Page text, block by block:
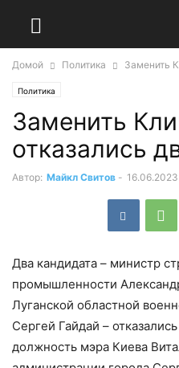
Домой Политика Заменить
Политика
Заменить
отказались
Автор: Майкл Свитов - 16.06.2023
Два кандидата – министр
промышленности
Луганской областной
Сергей Гайдай –
должность мэра Киева